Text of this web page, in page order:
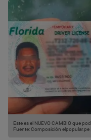
Este es el NUEVO CAMBIO que
Fuente: Composición elpopular.pe